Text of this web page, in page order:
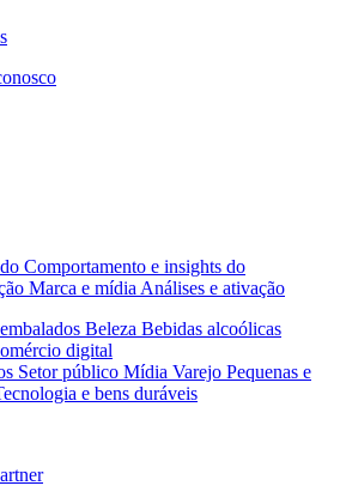
Comportamento e insights do
Marca e mídia Análises e ativação
Beleza Bebidas alcoólicas
digital
Setor público Mídia Varejo Pequenas e
e bens duráveis